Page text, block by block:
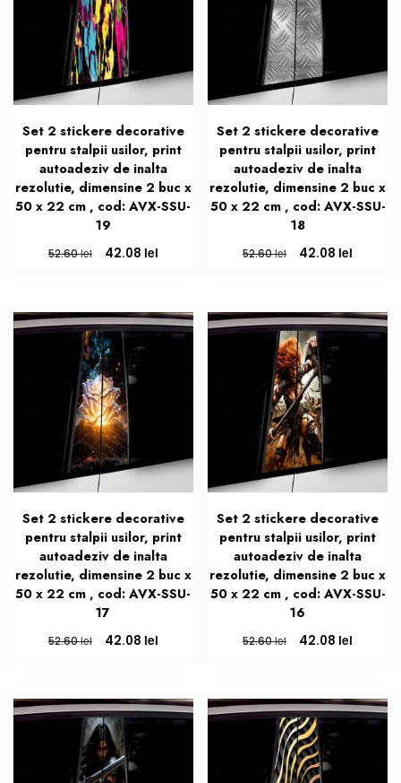
Set 2 stickere decorative
pentru stalpii usilor, print
autoadeziv de inalta
rezolutie, dimensine 2 buc x
50 x 22 cm , cod: AVX-SSU-
19
52.60lei
Prețul
52.60 lei.
42.08 leiPrețul
Set 2 stickere decorative
pentru stalpii usilor, print
autoadeziv de inalta
rezolutie, dimensine 2 buc x
50 x 22 cm , cod: AVX-SSU-
18
52.60lei
Prețul
52.60 lei.
42.08 lei
Set 2 stickere decorative
pentru stalpii usilor, print
autoadeziv de inalta
rezolutie, dimensine 2 buc x
50 x 22 cm , cod: AVX-SSU-
17
52.60lei
Prețul
52.60 lei.
42.08 leiPrețul
Set 2 stickere decorative
pentru stalpii usilor, print
autoadeziv de inalta
rezolutie, dimensine 2 buc x
50 x 22 cm , cod: AVX-SSU-
16
52.60lei
Prețul
52.60 lei.
42.08 lei